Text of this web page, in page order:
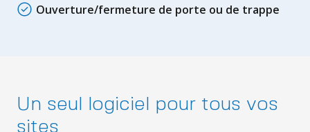
Ouverture/fermeture de porte ou de trappe
Un seul logiciel pour tous vos
sites